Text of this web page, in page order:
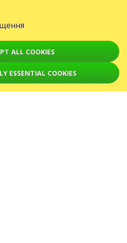
ALL COOKIES
ESSENTIAL COOKIES
за допомогою електронної форми
31-535